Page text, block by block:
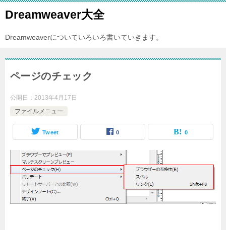
Dreamweaver大全
Dreamweaverについていろいろ書いていきます。
ページのチェック
公開日： 2013年4月17日
ファイルメニュー
Tweet 0 0